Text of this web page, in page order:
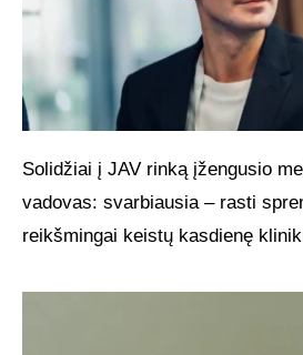
Solidžiai į JAV rinką įžengusio
vadovas: svarbiausia – rasti
reikšmingai keistų kasdienę